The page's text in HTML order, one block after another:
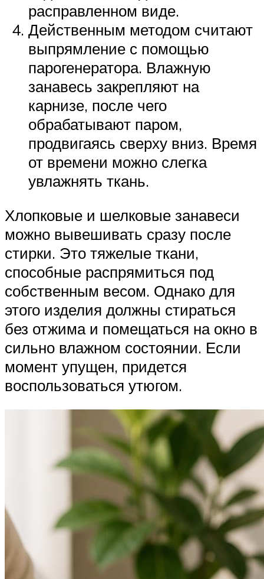
расправленном виде.
Действенным методом считают
выпрямление с помощью
парогенератора. Влажную
занавесь закрепляют на
карнизе, после чего
обрабатывают паром,
продвигаясь сверху вниз. Время
от времени можно слегка
увлажнять ткань.
Хлопковые и шелковые занавеси
можно вывешивать сразу после
стирки. Это тяжелые ткани,
способные распрямиться под
собственным весом. Однако для
этого изделия должны стираться
без отжима и помещаться на окно в
сильно влажном состоянии. Если
момент упущен, придется
воспользоваться утюгом.